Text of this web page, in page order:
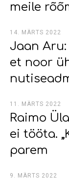
meile
14. MÄRTS 2022
Jaan
et noor
11. MÄRTS 2022
Raimo
ei tööta.
parem
9. MÄRTS 2022